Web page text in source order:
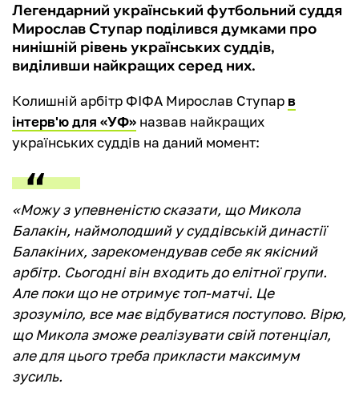
Легендарний український футбольний суддя
Мирослав Ступар поділився думками про
нинішній рівень українських суддів,
виділивши найкращих серед них.
Колишній арбітр ФІФА Мирослав Ступар в
інтерв'ю для «УФ» назвав найкращих
українських суддів на даний момент:
«Можу з упевненістю сказати, що Микола
Балакін, наймолодший у суддівській династії
Балакіних, зарекомендував себе як якісний
арбітр. Сьогодні він входить до елітної групи.
Але поки що не отримує топ-матчі. Це
зрозуміло, все має відбуватися поступово. Вірю,
що Микола зможе реалізувати свій потенціал,
але для цього треба прикласти максимум
зусиль.